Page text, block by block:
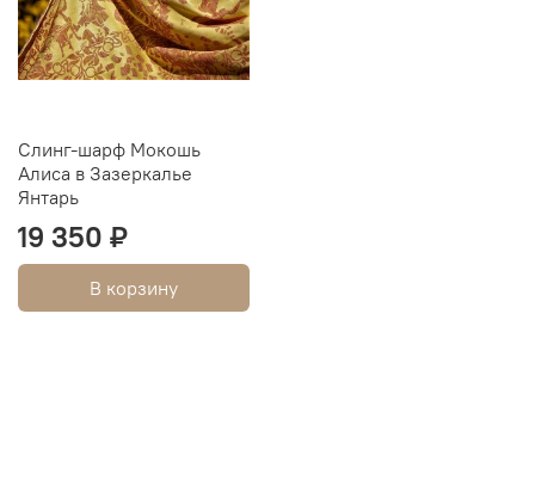
Слинг-шарф Мокошь
Алиса в Зазеркалье
Янтарь
19 350 ₽
В корзину